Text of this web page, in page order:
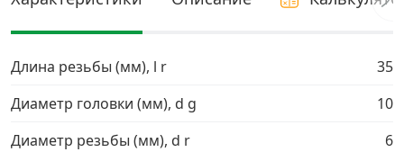
Грузовой крепеж
Кронштейны и крюки хозяйственные
Длина резьбы (мм), l r
35
Диаметр головки (мм), d g
10
Диаметр резьбы (мм), d r
6